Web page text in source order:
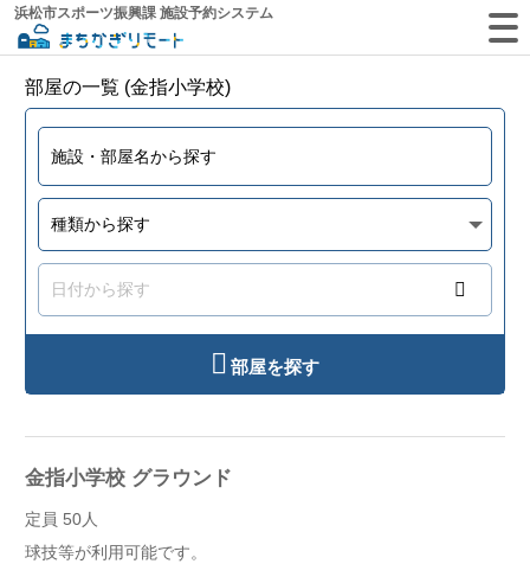
浜松市スポーツ振興課 施設予約システム
部屋の一覧 (金指小学校)
部屋を探す
金指小学校 グラウンド
定員 50人
球技等が利用可能です。